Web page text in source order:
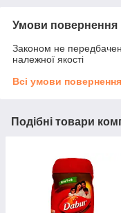
Умови повернення
Законом не
належної якості
Всі умови повернення
Подібні товари